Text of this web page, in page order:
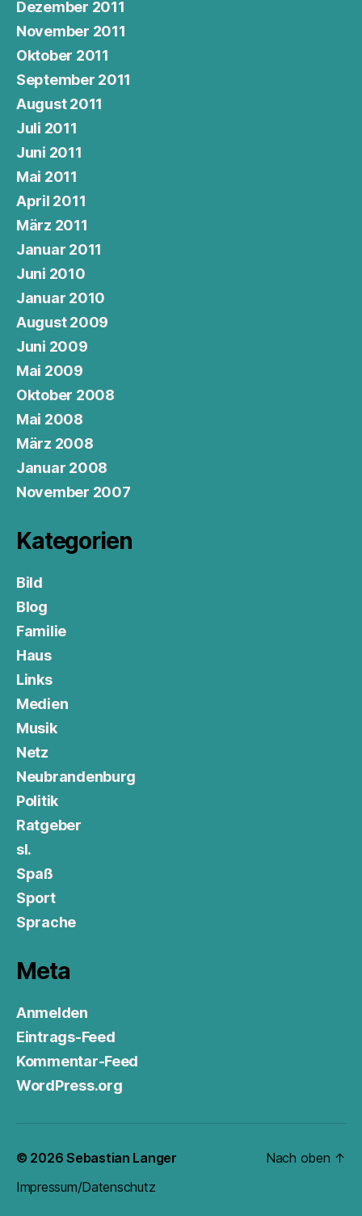
Dezember 2011
November 2011
Oktober 2011
September 2011
August 2011
Juli 2011
Juni 2011
Mai 2011
April 2011
März 2011
Januar 2011
Juni 2010
Januar 2010
August 2009
Juni 2009
Mai 2009
Oktober 2008
Mai 2008
März 2008
Januar 2008
November 2007
Kategorien
Bild
Blog
Familie
Haus
Links
Medien
Musik
Netz
Neubrandenburg
Politik
Ratgeber
sl.
Spaß
Sport
Sprache
Meta
Anmelden
Eintrags-Feed
Kommentar-Feed
WordPress.org
© 2026Sebastian Langer
Impressum/Datenschutz
Nach oben ↑